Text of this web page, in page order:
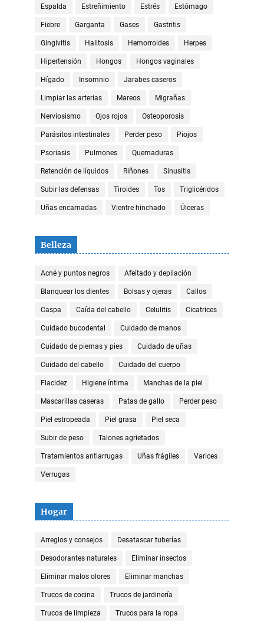
Espalda Estreñimiento Estrés Estómago
Fiebre Garganta Gases Gastritis
Gingivitis Halitosis Hemorroides Herpes
Hipertensión Hongos Hongos vaginales
Hígado Insomnio Jarabes caseros
Limpiar las arterias Mareos Migrañas
Nerviosismo Ojos rojos Osteoporosis
Parásitos intestinales Perder peso Piojos
Psoriasis Pulmones Quemaduras
Retención de líquidos Riñones Sinusitis
Subir las defensas Tiroides Tos Triglicéridos
Uñas encarnadas Vientre hinchado Úlceras
Belleza
Acné y puntos negros Afeitado y depilación
Blanquear los dientes Bolsas y ojeras Callos
Caspa Caída del cabello Celulitis Cicatrices
Cuidado bucodental Cuidado de manos
Cuidado de piernas y pies Cuidado de uñas
Cuidado del cabello Cuidado del cuerpo
Flacidez Higiene íntima Manchas de la piel
Mascarillas caseras Patas de gallo Perder peso
Piel estropeada Piel grasa Piel seca
Subir de peso Talones agrietados
Tratamientos antiarrugas Uñas frágiles Varices
Verrugas
Hogar
Arreglos y consejos Desatascar tuberías
Desodorantes naturales Eliminar insectos
Eliminar malos olores Eliminar manchas
Trucos de cocina Trucos de jardinería
Trucos de limpieza Trucos para la ropa